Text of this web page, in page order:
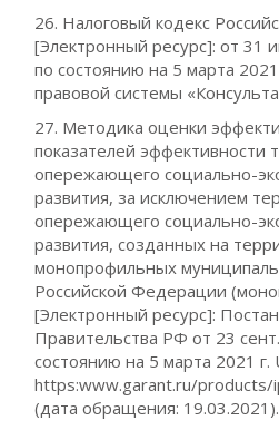
26. Налоговый кодекс
[Электронный ресурс]: от 31
по состоянию на 5 марта
правовой системы
27. Методика оценки
показателей эффективности
опережающего социально-
развития, за исключением
опережающего социально-
развития, созданных на
монопрофильных
Российской Федерации
[Электронный ресурс]:
Правительства РФ от 23
состоянию на 5 марта 2021 г.
https:www.garant.ru/
(дата обращения: 19.03.2021).